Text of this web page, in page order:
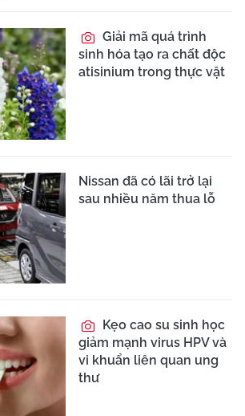
Giải mã quá trình
sinh hóa tạo ra chất độc
atisinium trong thực vật
Nissan đã có lãi trở lại
sau nhiều năm thua lỗ
Kẹo cao su sinh học
giảm mạnh virus HPV và
vi khuẩn liên quan ung
thư